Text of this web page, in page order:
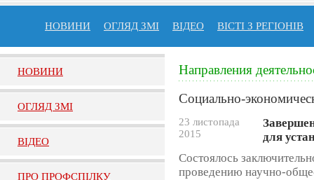
НОВИНИ ОГЛЯД ЗМІ ВІДЕО ВІСТІ З РЕГІОНІВ
НОВИНИ
ОГЛЯД ЗМI
ВIДЕО
ПРО ПРОФСПIЛКУ
Направления
Социально-
23 листопада
2015
для
Состоялось
проведению научно-